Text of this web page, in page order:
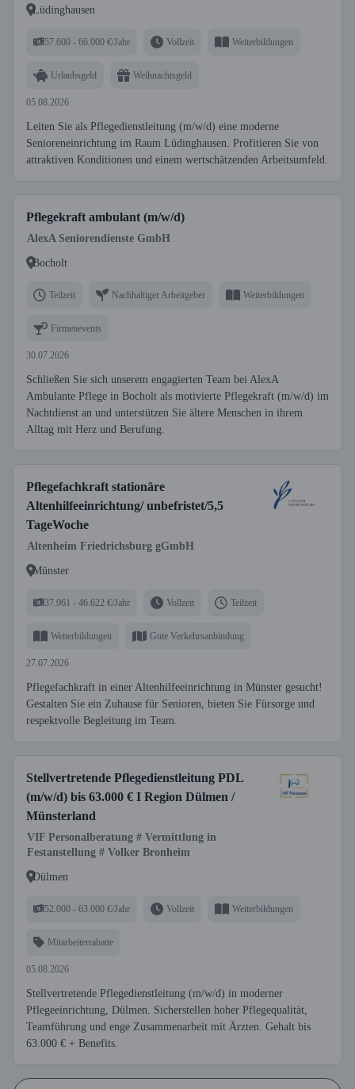
Lüdinghausen
57.600 - 66.000 €/Jahr Vollzeit Weiterbildungen
Urlaubsgeld Weihnachtsgeld
05.08.2026
Leiten Sie als Pflegedienstleitung (m/w/d) eine moderne
Senioreneinrichtung im Raum Lüdinghausen. Profitieren Sie von
attraktiven Konditionen und einem wertschätzenden Arbeitsumfeld.
Pflegekraft ambulant (m/w/d)
AlexA Seniorendienste GmbH
Bocholt
Teilzeit Nachhaltiger Arbeitgeber Weiterbildungen
Firmenevents
30.07.2026
Schließen Sie sich unserem engagierten Team bei AlexA
Ambulante Pflege in Bocholt als motivierte Pflegekraft (m/w/d) im
Nachtdienst an und unterstützen Sie ältere Menschen in ihrem
Alltag mit Herz und Berufung.
Pflegefachkraft stationäre
Altenhilfeeinrichtung/ unbefristet/5,5
TageWoche
Altenheim Friedrichsburg gGmbH
Münster
37.961 - 46.622 €/Jahr Vollzeit Teilzeit
Weiterbildungen Gute Verkehrsanbindung
27.07.2026
Pflegefachkraft in einer Altenhilfeeinrichtung in Münster gesucht!
Gestalten Sie ein Zuhause für Senioren, bieten Sie Fürsorge und
respektvolle Begleitung im Team.
Stellvertretende Pflegedienstleitung PDL
(m/w/d) bis 63.000 € I Region Dülmen /
Münsterland
VIF Personalberatung # Vermittlung in
Festanstellung # Volker Bronheim
Dülmen
52.000 - 63.000 €/Jahr Vollzeit Weiterbildungen
Mitarbeiterrabatte
05.08.2026
Stellvertretende Pflegedienstleitung (m/w/d) in moderner
Pflegeeinrichtung, Dülmen. Sicherstellen hoher Pflegequalität,
Teamführung und enge Zusammenarbeit mit Ärzten. Gehalt bis
63.000 € + Benefits.